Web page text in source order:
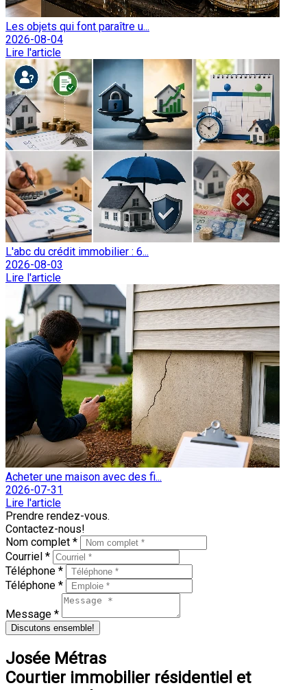
Les objets qui font paraître u...
2026-08-04
Lire l'article
L'abc du crédit immobilier : 6...
2026-08-03
Lire l'article
Acheter une maison avec des fi...
2026-07-31
Lire l'article
Prendre rendez-vous.
Contactez-nous!
Nom complet *
Courriel *
Téléphone *
Téléphone *
Message *
Discutons ensemble!
Josée Métras
Courtier immobilier résidentiel et